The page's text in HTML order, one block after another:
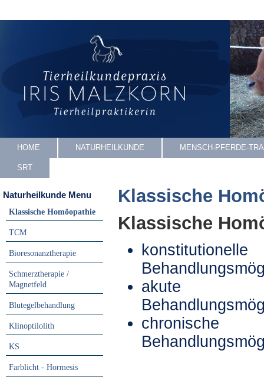
HOME NATURHEILKUNDE MENSCH-PFERDE-
SRT
Naturheilkunde Menu
Klassische Homöopathie
TCM
Bioresonanztherapie
Schmerztherapie /
Magnetfeld
Blutegelbehandlung
Klinoptilolith
KS
Farblicht - Hormesis
Klassische
Klassische
konstitutionelle
akute
chronische